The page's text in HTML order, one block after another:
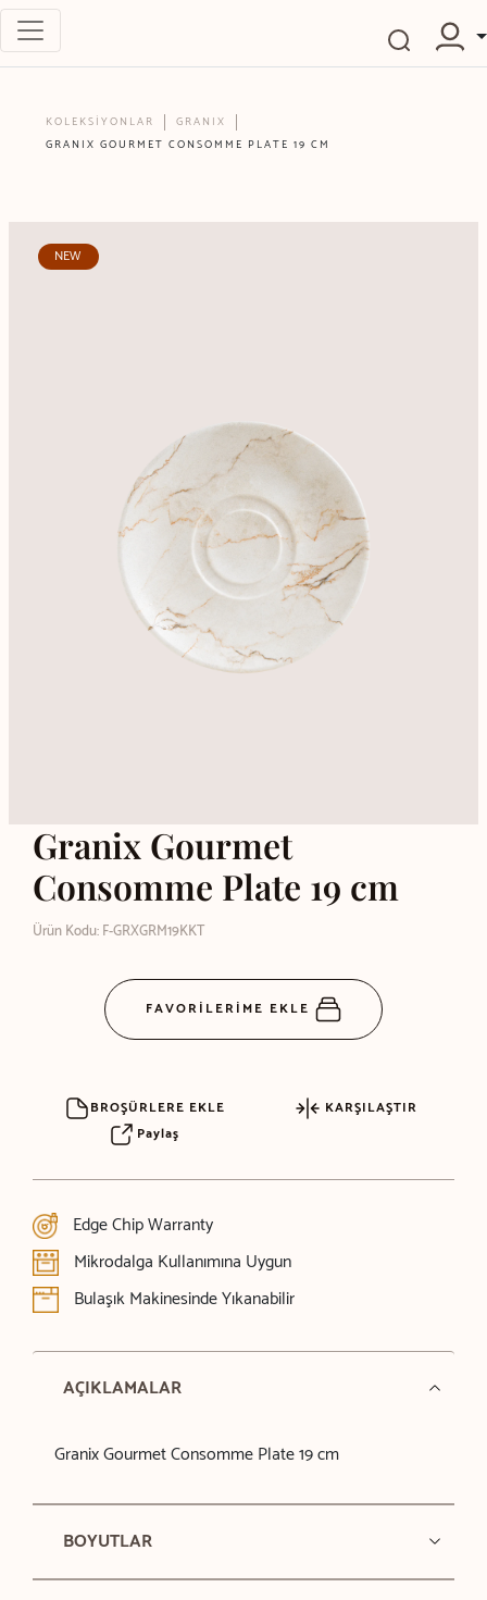
KOLEKSİYONLAR
GRANIX
GRANIX GOURMET CONSOMME PLATE 19 CM
NEW
Granix Gourmet
Consomme Plate 19 cm
Ürün Kodu: F-GRXGRM19KKT
FAVORİLERİME EKLE
BROŞÜRLERE EKLE
KARŞILAŞTIR
Paylaş
Edge Chip Warranty
Mikrodalga Kullanımına Uygun
Bulaşık Makinesinde Yıkanabilir
AÇIKLAMALAR
Granix Gourmet Consomme Plate 19 cm
BOYUTLAR